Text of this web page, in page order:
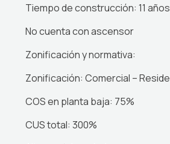
Tiempo de construcción: 11 años
No cuenta con ascensor
Zonificación y normativa:
Zonificación: Comercial –
COS en planta baja: 75%
CUS total: 300%